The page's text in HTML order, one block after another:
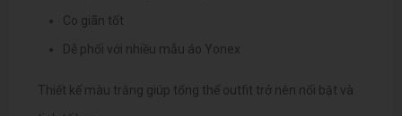
Co giãn tốt
Dễ phối với nhiều mẫu áo Yonex
Thiết kế màu trắng giúp tổng thể outfit trở nên nổi bật và